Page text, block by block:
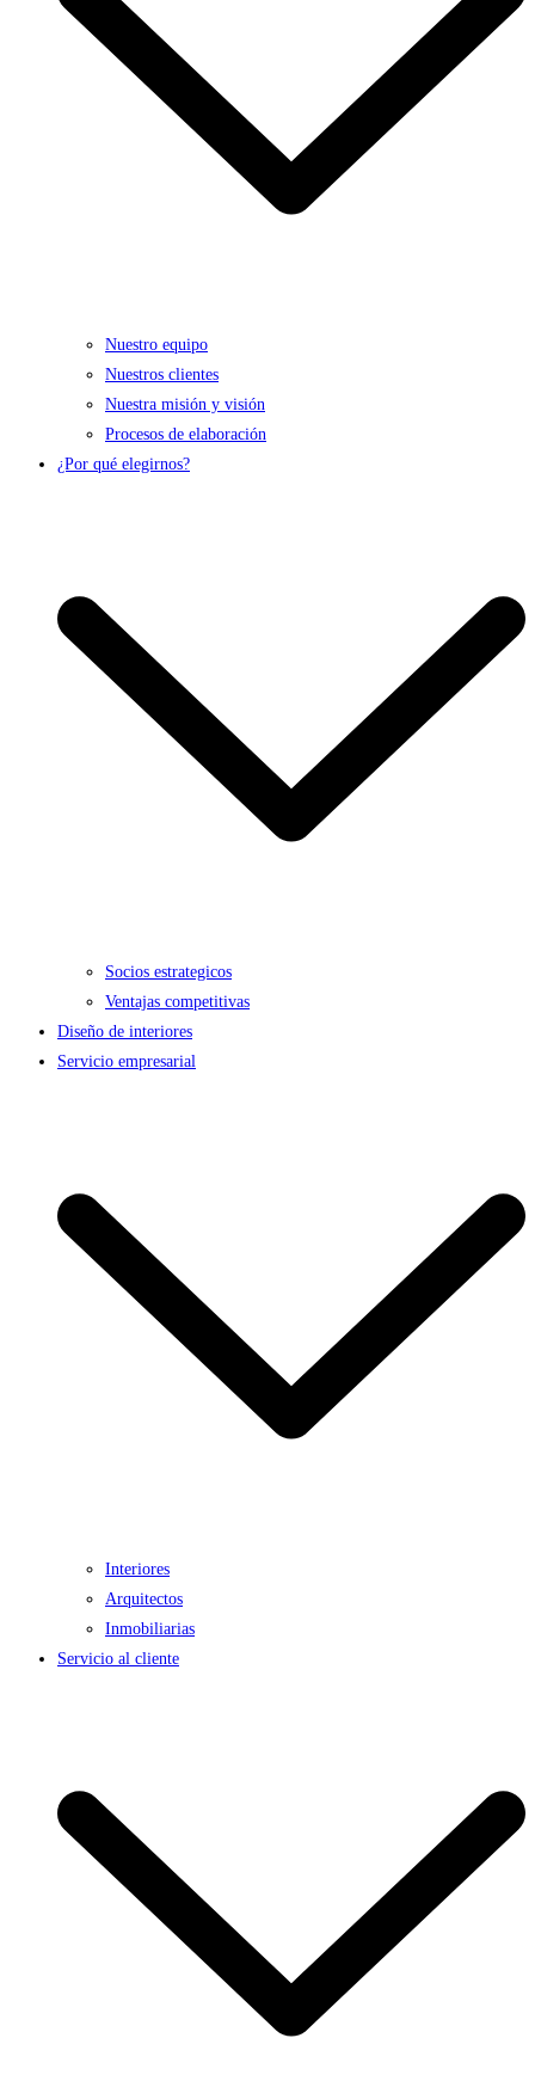
Nuestro equipo
Nuestros clientes
Nuestra misión y visión
Procesos de elaboración
¿Por qué elegirnos?
Socios estrategicos
Ventajas competitivas
Diseño de interiores
Servicio empresarial
Interiores
Arquitectos
Inmobiliarias
Servicio al cliente